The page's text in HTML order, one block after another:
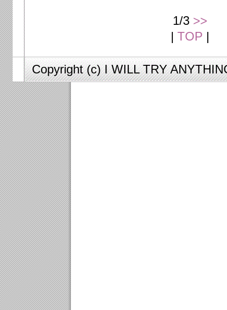
1/3 >>
| TOP |
Copyright (c) I WILL TRY